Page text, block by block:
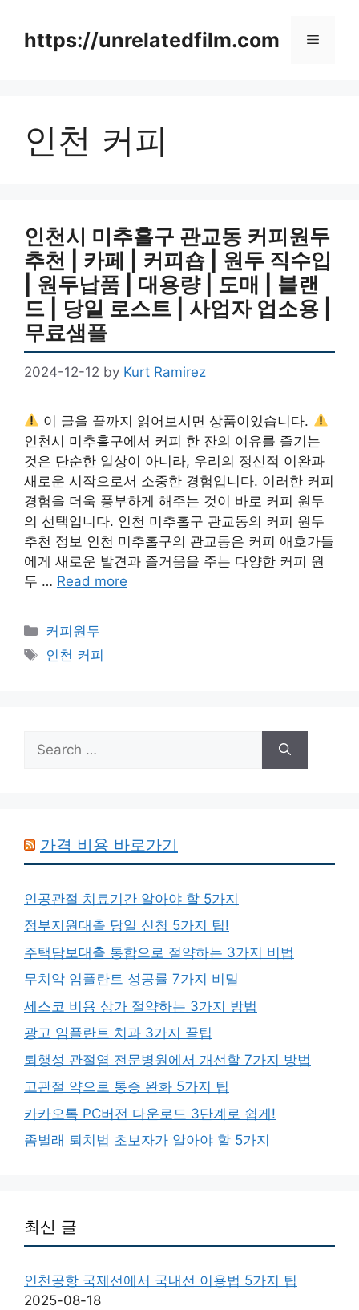
contenthttps://unrelatedfilm.com Menu
인천 커피
인천시 미추홀구 관교동 커피원두
추천 | 카페 | 커피숍 | 원두 직수입
| 원두납품 | 대용량 | 도매 | 블랜
드 | 당일 로스트 | 사업자 업소용 |
무료샘플
2024-12-12 by Kurt Ramirez
이 글을 끝까지 읽어보시면 상품이있습니다.
인천시 미추홀구에서 커피 한 잔의 여유를 즐기는
것은 단순한 일상이 아니라, 우리의 정신적 이완과
새로운 시작으로서 소중한 경험입니다. 이러한 커피
경험을 더욱 풍부하게 해주는 것이 바로 커피 원두
의 선택입니다. 인천 미추홀구 관교동의 커피 원두
추천 정보 인천 미추홀구의 관교동은 커피 애호가들
에게 새로운 발견과 즐거움을 주는 다양한 커피 원
두 … Read more
Categories
커피원두
Tags
인천 커피
for:
가격 비용 바로가기
인공관절 치료기간 알아야 할 5가지
정부지원대출 당일 신청 5가지 팁!
주택담보대출 통합으로 절약하는 3가지 비법
무치악 임플란트 성공률 7가지 비밀
세스코 비용 상가 절약하는 3가지 방법
광고 임플란트 치과 3가지 꿀팁
퇴행성 관절염 전문병원에서 개선할 7가지 방법
고관절 약으로 통증 완화 5가지 팁
카카오톡 PC버전 다운로드 3단계로 쉽게!
좀벌래 퇴치법 초보자가 알아야 할 5가지
최신 글
인천공항 국제선에서 국내선 이용법 5가지 팁
2025-08-18